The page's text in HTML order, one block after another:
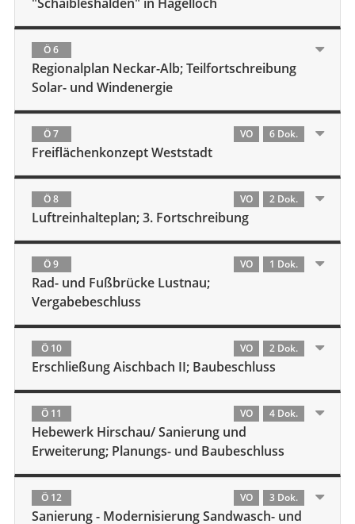
Ö 6
Regionalplan Neckar-Alb; Teilfortschreibung
Solar- und Windenergie
Ö 7 VO 6 Dok.
Freiflächenkonzept Weststadt
Ö 8 VO 2 Dok.
Luftreinhalteplan; 3. Fortschreibung
Ö 9 VO 1 Dok.
Rad- und Fußbrücke Lustnau;
Vergabebeschluss
Ö 10 VO 2 Dok.
Erschließung Aischbach II; Baubeschluss
Ö 11 VO 4 Dok.
Hebewerk Hirschau/ Sanierung und
Erweiterung; Planungs- und Baubeschluss
Ö 12 VO 3 Dok.
Sanierung - Modernisierung Sandwasch- und